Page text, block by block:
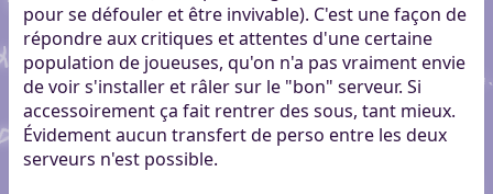
pour se défouler et être invivable). C'est une façon de
répondre aux critiques et attentes d'une certaine
population de joueuses, qu'on n'a pas vraiment envie
de voir s'installer et râler sur le "bon" serveur. Si
accessoirement ça fait rentrer des sous, tant mieux.
Évidement aucun transfert de perso entre les deux
serveurs n'est possible.